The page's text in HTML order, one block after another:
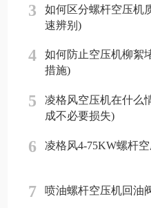
3
如何区分螺杆空压机
速辨别)
4
如何防止空压机柳絮
措施)
5
凌格风空压机在什么
成不必要损失)
6 凌格风4-75KW螺杆
7 喷油螺杆空压机回油